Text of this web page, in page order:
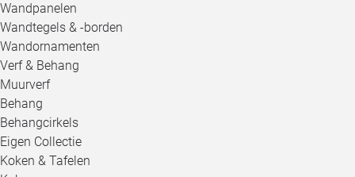
Wandpanelen
Wandtegels & -borden
Wandornamenten
Verf & Behang
Muurverf
Behang
Behangcirkels
Eigen Collectie
Koken & Tafelen